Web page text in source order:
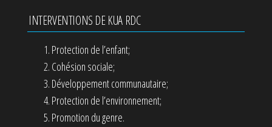
INTERVENTIONS DE KUA RDC
Protection de l’enfant;
Cohésion sociale;
Développement communautaire;
Protection de l’environnement;
Promotion du genre.